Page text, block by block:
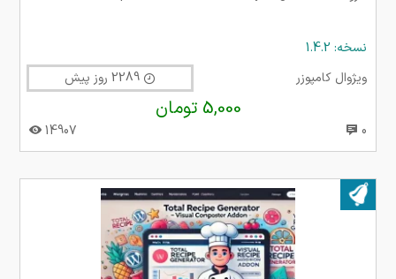
نسخه: 1.4.2
ویژوال کامپوزر
5,000 تومان
0
14907
بروز شده در ۰۵ اردیبهشت ۱۴۰۴